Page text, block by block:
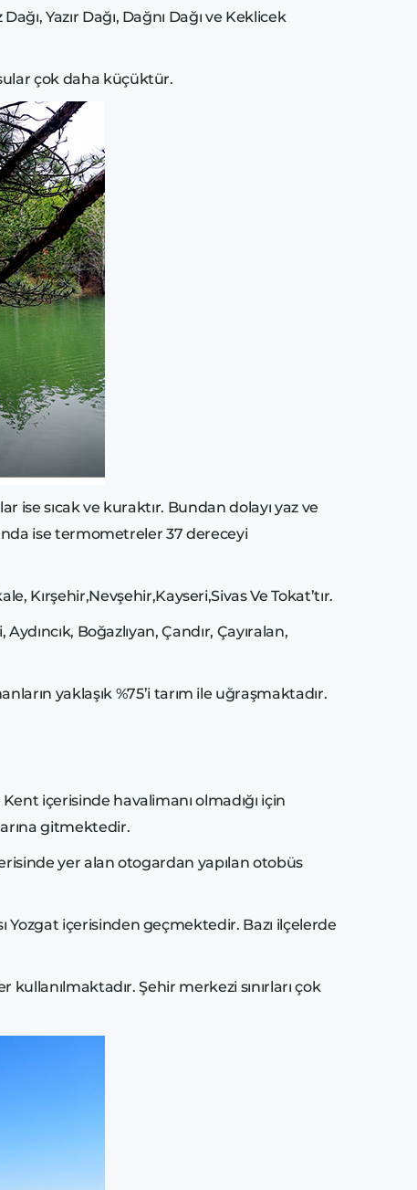
Yazır Dağı, Dağnı Dağı ve Keklicek
çok daha küçüktür.
sıcak ve kuraktır. Bundan dolayı yaz ve
ise termometreler 37 dereceyi
Kırşehir,Nevşehir,Kayseri,Sivas Ve Tokat’tır.
Boğazlıyan, Çandır, Çayıralan,
yaklaşık %75’i tarım ile uğraşmaktadır.
içerisinde havalimanı olmadığı için
gitmektedir.
yer alan otogardan yapılan otobüs
Yozgat içerisinden geçmektedir. Bazı ilçelerde
Şehir merkezi sınırları çok